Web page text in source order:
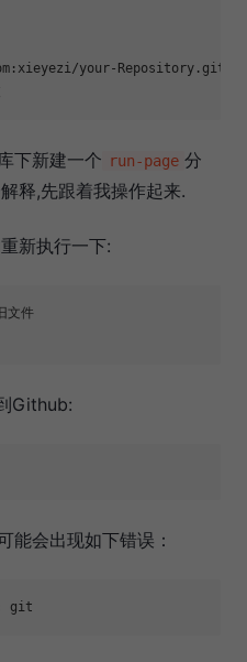
your-Repository.git
下新建一个 run-page 分
释,先跟着我操作起来.
新执行一下:
文件
Github:
能会出现如下错误：